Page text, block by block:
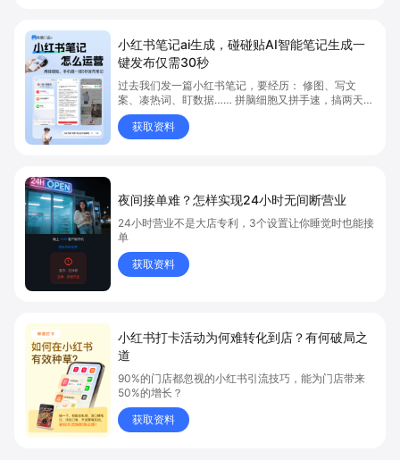
小红书笔记ai生成，碰碰贴AI智能笔记生成一
键发布仅需30秒
过去我们发一篇小红书笔记，要经历： 修图、写文
案、凑热词、盯数据…… 拼脑细胞又拼手速，搞两天还
没完。 发出去之后？阅读点赞寥寥无几。 现在，我们
实测了一套全新 AI 自动化种草系统，直接把门店顾客
体验一键“碰”上小红书， 👇👇👇 0成本写作，0门槛
获取资料
夜间接单难？怎样实现24小时无间断营业
24小时营业不是大店专利，3个设置让你睡觉时也能接
单
获取资料
小红书打卡活动为何难转化到店？有何破局之
道
90%的门店都忽视的小红书引流技巧，能为门店带来
50%的增长？
获取资料